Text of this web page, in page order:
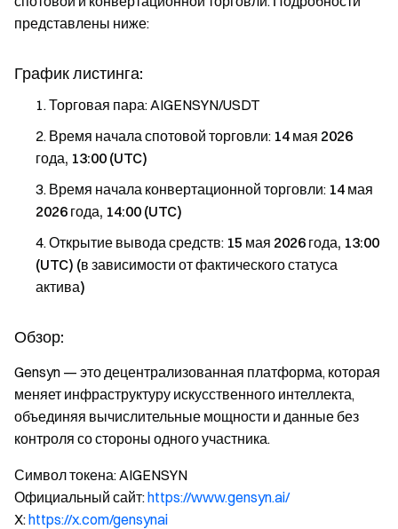
представлены ниже:
График листинга:
Торговая пара: AIGENSYN/USDT
Время начала спотовой торговли: 14 мая 2026
года, 13:00 (UTC)
Время начала конвертационной торговли: 14 мая
2026 года, 14:00 (UTC)
Открытие вывода средств: 15 мая 2026 года, 13:00
(UTC) (в зависимости от фактического статуса
актива)
Обзор:
Gensyn — это децентрализованная платформа, которая
меняет инфраструктуру искусственного интеллекта,
объединяя вычислительные мощности и данные без
контроля со стороны одного участника.
Символ токена: AIGENSYN
Официальный сайт:https://www.gensyn.ai/
X:https://x.com/gensynai